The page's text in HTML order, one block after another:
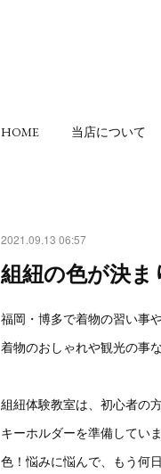
HOME 当店について
2021.09.13 06:57
組紐の色が決ま
福岡・博多で着物の習い事
着物のおしゃれや観光の事
組紐体験教室は、初心者の
キーホルダーを準備していま
色！悩みに悩んで、もう何